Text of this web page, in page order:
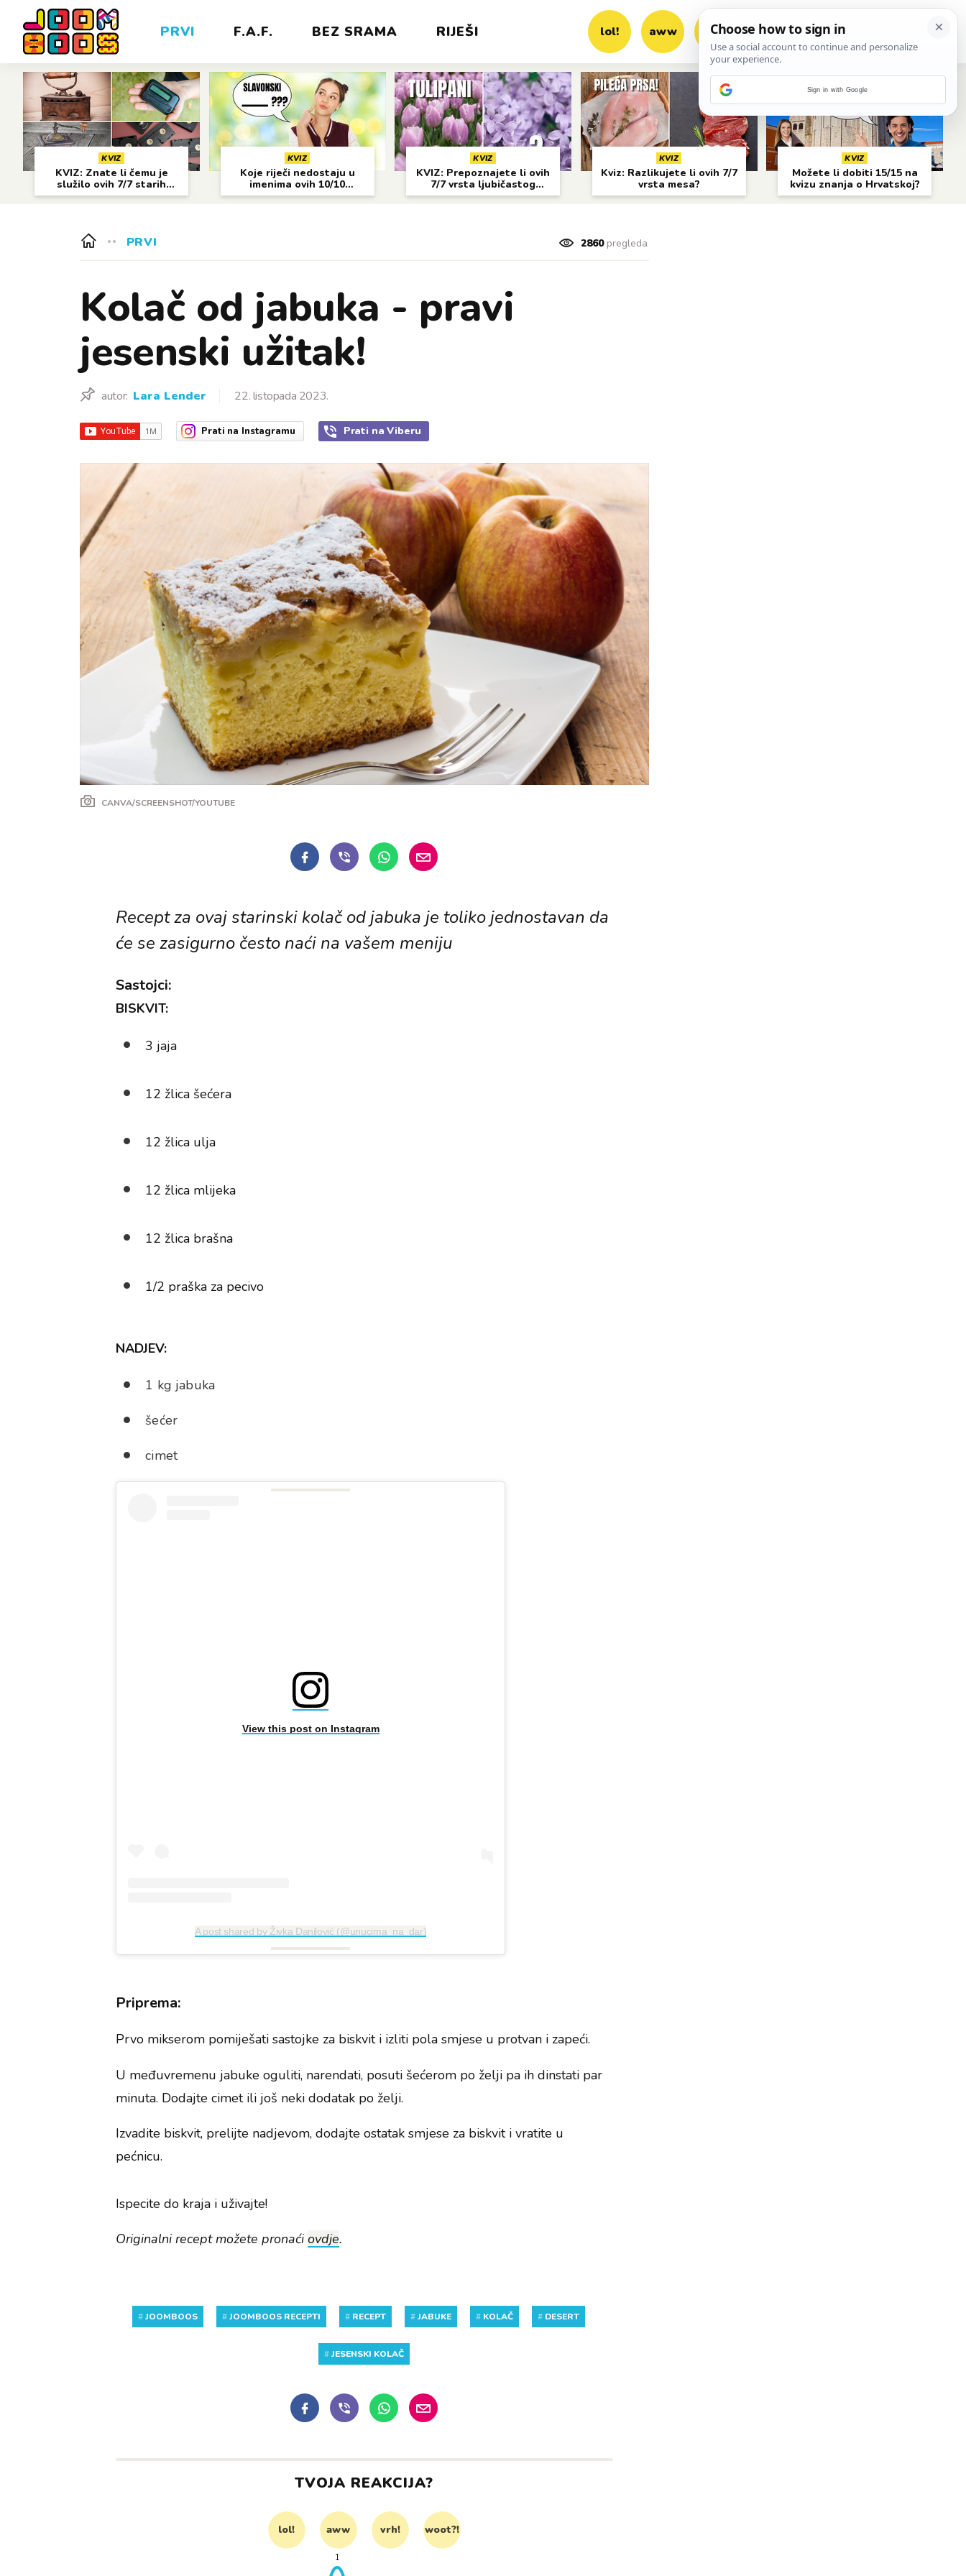
PRVI F.A.F. BEZ SRAMA RIJEŠI lol! aww vrh! woot?!
KVIZ
KVIZ: Znate li čemu je
služilo ovih 7/7 starih
predmeta?
KVIZ
Koje riječi nedostaju u
imenima ovih 10/10
gradova?
KVIZ
KVIZ: Prepoznajete li ovih
7/7 vrsta ljubičastog
cvijeća?
KVIZ
Kviz: Razlikujete li ovih 7/7
vrsta mesa?
KVIZ
Možete li dobiti 15/15 na
kvizu znanja o Hrvatskoj?
PRVI 2860pregleda
Kolač od jabuka - pravi
jesenski užitak!
autor: Lara Lender 22. listopada 2023.
Prati na Instagramu Prati na Viberu
CANVA/SCREENSHOT/YOUTUBE
Recept za ovaj starinski kolač od jabuka je toliko jednostavan da
će se zasigurno često naći na vašem meniju
Sastojci:
BISKVIT:
3 jaja
12 žlica šećera
12 žlica ulja
12 žlica mlijeka
12 žlica brašna
1/2 praška za pecivo
NADJEV:
1 kg jabuka
šećer
cimet
View this post on Instagram
A post shared by Živka Danilović (@unucima_na_dar)
Priprema:
Prvo mikserom pomiješati sastojke za biskvit i izliti pola smjese u protvan i zapeći.
U međuvremenu jabuke oguliti, narendati, posuti šećerom po želji pa ih dinstati par
minuta. Dodajte cimet ili još neki dodatak po želji.
Izvadite biskvit, prelijte nadjevom, dodajte ostatak smjese za biskvit i vratite u
pećnicu.
Ispecite do kraja i uživajte!
Originalni recept možete pronaćiovdje.
#JOOMBOOS #JOOMBOOS RECEPTI # RECEPT #JABUKE # KOLAČ # DESERT
#JESENSKI KOLAČ
TVOJA REAKCIJA?
lol! aww vrh! woot?!
1
Sign in with Google